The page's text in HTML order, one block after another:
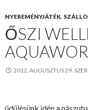
NYEREMÉNYJÁTÉK,
ŐSZI
2012. AUGUSZTUS 29.
üdülésünk idén a